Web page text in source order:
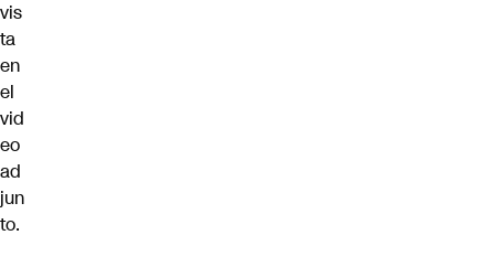
vis
ta
en
el
vid
eo
ad
jun
to.